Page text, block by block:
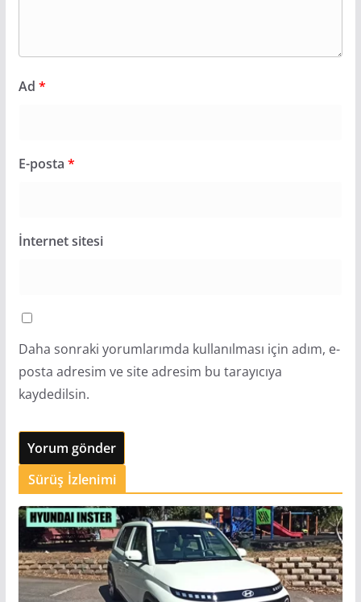
Ad *
E-posta *
İnternet sitesi
Daha sonraki yorumlarımda kullanılması için adım, e-
posta adresim ve site adresim bu tarayıcıya
kaydedilsin.
Sürüş İzlenimi